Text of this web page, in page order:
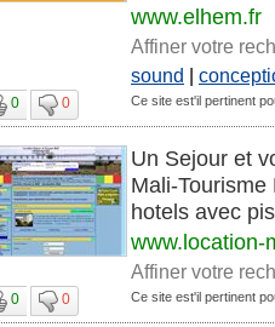
www.elhem.fr
Affiner votre
sound |
0 0 Ce site est'il pertinent
Un Sejour et
Mali-
hotels avec
www.location-
Affiner votre
0 0 Ce site est'il pertinent